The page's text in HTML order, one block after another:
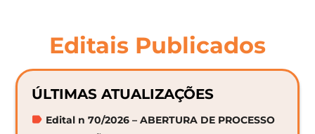
Editais Publicados
ÚLTIMAS ATUALIZAÇÕES
Edital n 70/2026 – ABERTURA DE PROCESSO